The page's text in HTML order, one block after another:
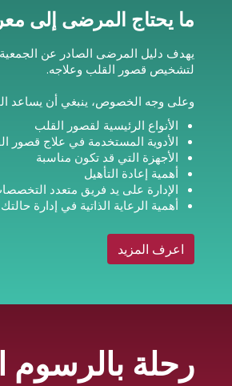
ما يحتاج المرضى إلى
يهدف دليل المرضى الصادر عن الجمعية
لتشخيص قصور القلب وعلاجه.
وعلى وجه الخصوص، ينبغي أن يساعد
الأنواع الرئيسية لقصور القلب
الأدوية المستخدمة في علاج قصور
الأجهزة التي قد تكون مناسبة
أهمية إعادة التأهيل
الإدارة على يد فريق متعدد
أهمية الرعاية الذاتية في إدارة حالتك
اعرف المزيد
رحلة